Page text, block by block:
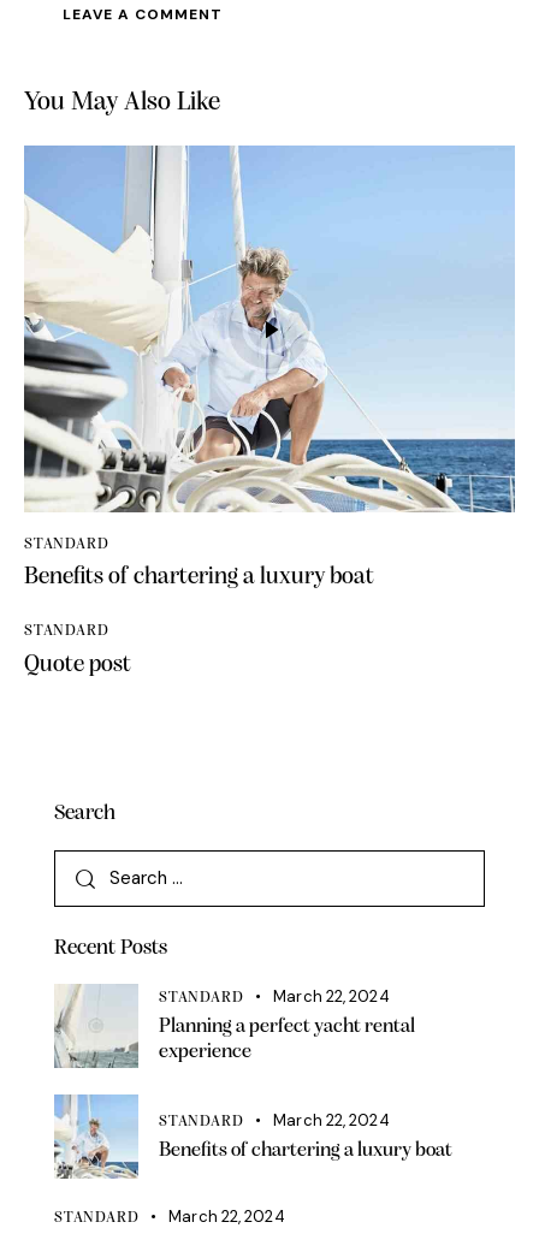
You May Also Like
STANDARD
Benefits of chartering a luxury boat
STANDARD
Quote post
Search
Recent Posts
STANDARD
March 22, 2024
Planning a perfect yacht rental
experience
STANDARD
March 22, 2024
Benefits of chartering a luxury boat
STANDARD
March 22, 2024